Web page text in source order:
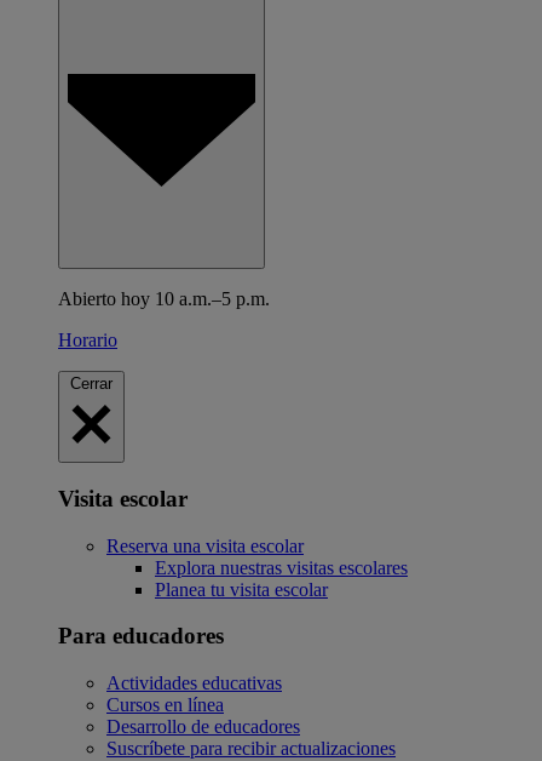
Abierto hoy 10 a.m.–5 p.m.
Horario
Cerrar
Visita escolar
Reserva una visita escolar
Explora nuestras visitas escolares
Planea tu visita escolar
Para educadores
Actividades educativas
Cursos en línea
Desarrollo de educadores
Suscríbete para recibir actualizaciones